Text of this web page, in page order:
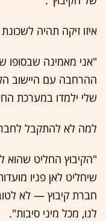
איזו זיקה תהיה
"אני מאמינה
ההרחבה עם היישוב
שלי ילמדו במערכת
למה לא להתקבל
"הקיבוץ החליט שהוא
שיחליט לאן פניו
חברת קיבוץ — לא
לנו, מכל מיני סיבות".